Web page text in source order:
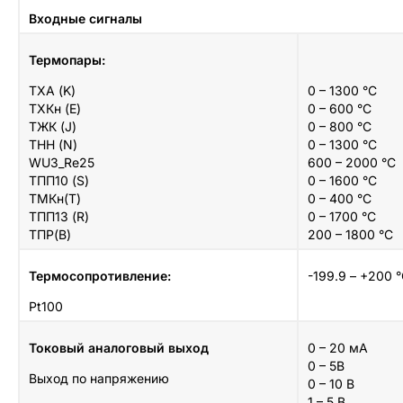
Входные сигналы
Термопары:
ТХА (K)
ТХКн (E)
ТЖК (J)
ТНН (N)
WU3_Re25
ТПП10 (S)
ТМКн(T)
ТПП13 (R)
ТПР(B)
0 – 1300 °С
0 – 600 °С
0 – 800 °С
0 – 1300 °С
600 – 2000 °С
0 – 1600 °С
0 – 400 °С
0 – 1700 °С
200 – 1800 °С
Термосопротивление:
Pt100
-199.9 – +200
Токовый аналоговый выход
Выход по напряжению
0 – 20 мА
0 – 5В
0 – 10 В